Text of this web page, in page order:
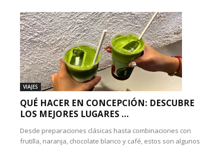
VIAJES
QUÉ HACER EN CONCEPCIÓN: DESCUBRE
LOS MEJORES LUGARES ...
Desde preparaciones clásicas hasta combinaciones con
frutilla, naranja, chocolate blanco y café, estos son algunos